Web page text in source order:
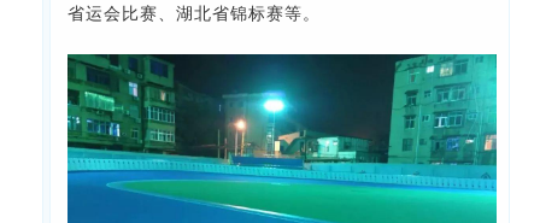
省运会比赛、湖北省锦标赛等。